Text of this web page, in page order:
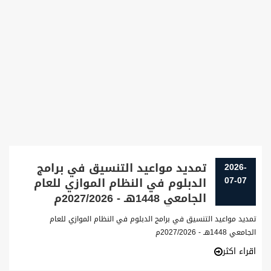
2026-
07-07
تمديد مواعيد التنسيق في برامج
الدبلوم في النظام الموازي للعام
الجامعي 1448هـ - 2027/2026م
تمديد مواعيد التنسيق في برامج الدبلوم في النظام الموازي للعام
الجامعي 1448هـ - 2027/2026م
اقراء اكثر